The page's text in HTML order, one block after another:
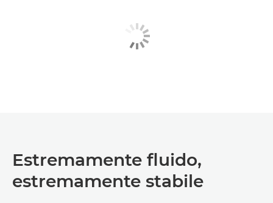
Estremamente fluido,
estremamente stabile